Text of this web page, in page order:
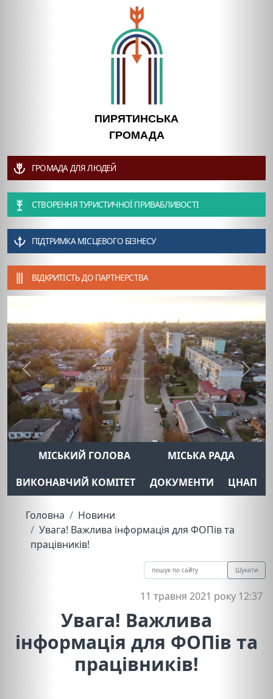
ПИРЯТИНСЬКА
ГРОМАДА
ГРОМАДА ДЛЯ ЛЮДЕЙ
СТВОРЕННЯ ТУРИСТИЧНОЇ ПРИВАБЛИВОСТІ
ПІДТРИМКА МІСЦЕВОГО БІЗНЕСУ
ВІДКРИТІСТЬ ДО ПАРТНЕРСТВА
Previous Next
МІСЬКИЙ ГОЛОВА
МІСЬКА РАДА
ВИКОНАВЧИЙ КОМІТЕТ
ДОКУМЕНТИ ЦНАП
Головна
Новини
Увага! Важлива інформація для ФОПів та
працівників!
Шукати
11 травня 2021 року 12:37
Увага! Важлива
інформація для ФОПів та
працівників!